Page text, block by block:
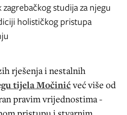
studija za njegu
holističkog pristupa
rješenja i nestalnih
tijela Močinićveć više od
pravim vrijednostima -